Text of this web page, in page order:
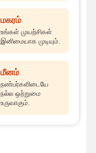
மகரம்
உங்கள் முயற்சிகள்
இனிமையாக முடியும்.
மீனம்
நண்பர்களிடையே
நல்ல ஒற்றுமை
உருவாகும்.